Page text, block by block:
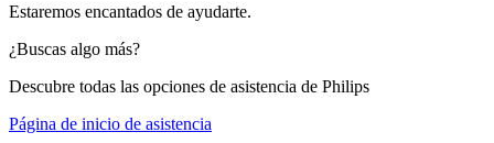
Estaremos encantados de ayudarte.
¿Buscas algo más?
Descubre todas las opciones de asistencia de Philips
Página de inicio de asistencia